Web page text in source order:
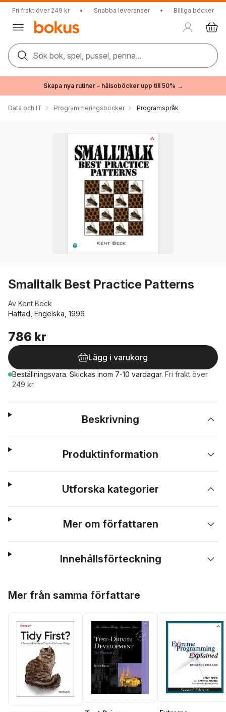
Fri frakt över 249 kr • Snabba leveranser • Billiga böcker
Sök bok, spel, pussel, penna...
Skapa nya rutiner – hälsoböcker upp till 50% →
Data och IT Programmeringsböcker Programspråk
Smalltalk Best Practice Patterns
Av Kent Beck
Häftad, Engelska, 1996
786 kr
Lägg i varukorg
Beställningsvara. Skickas inom 7-10 vardagar. Fri frakt över
249 kr.
Beskrivning
Produktinformation
Utforska kategorier
Mer om författaren
Innehållsförteckning
Mer från samma författare